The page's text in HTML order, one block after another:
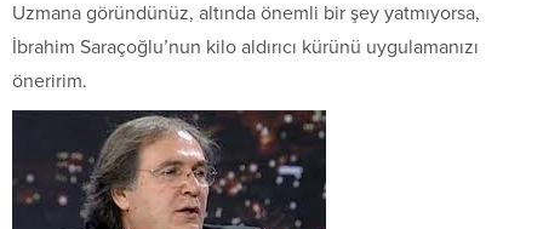
Uzmana göründünüz, altında önemli bir şey yatmıyorsa,
İbrahim Saraçoğlu’nun kilo aldırıcı kürünü uygulamanızı
öneririm.